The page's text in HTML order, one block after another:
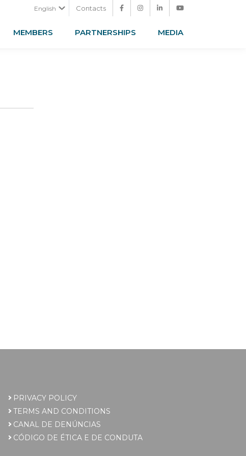
English Contacts
MEMBERS PARTNERSHIPS MEDIA
PRIVACY POLICY
TERMS AND CONDITIONS
CANAL DE DENÚNCIAS
CÓDIGO DE ÉTICA E DE CONDUTA